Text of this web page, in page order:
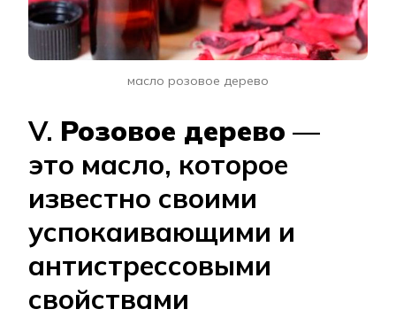
масло розовое дерево
V. Розовое дерево —
это масло, которое
известно своими
успокаивающими и
антистрессовыми
свойствами